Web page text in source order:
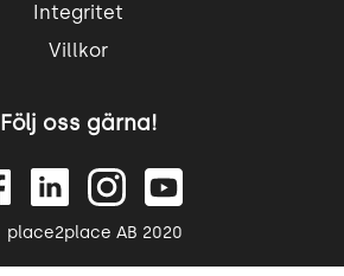
Integritet
Villkor
Följ oss gärna!
place2place AB 2020